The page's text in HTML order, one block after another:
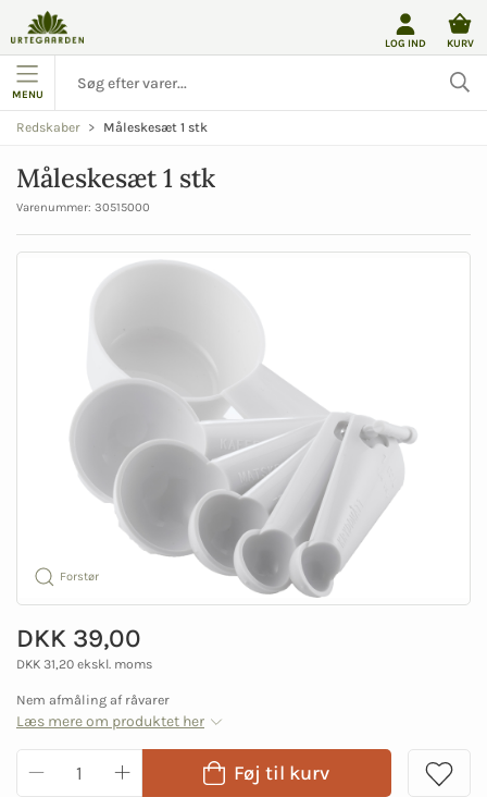
LOG IND KURV
MENU
Redskaber Måleskesæt 1 stk
Måleskesæt 1 stk
Varenummer: 30515000
Forstør
DKK 39,00
DKK 31,20 ekskl. moms
Nem afmåling af råvarer
Læs mere om produktet her
Føj til kurv